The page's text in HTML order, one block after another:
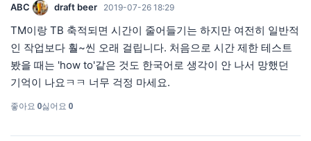
ABC draft beer 2019-07-26 18:29
TM이랑 TB 축적되면 시간이 줄어들기는 하지만 여전히 일반적
인 작업보다 훨~씬 오래 걸립니다. 처음으로 시간 제한 테스트
봤을 때는 'how to'같은 것도 한국어로 생각이 안 나서 망했던
기억이 나요ㅋㅋ 너무 걱정 마세요.
좋아요 0싫어요 0